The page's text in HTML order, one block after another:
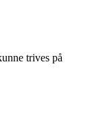
trives på